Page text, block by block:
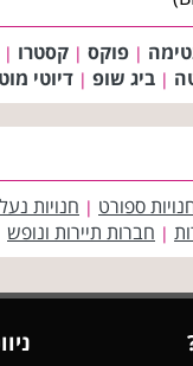
| פוקס | קסטרו |
| ביג שופ | דיוטי
ספורט | חנויות
| חברות תיירות ונופש